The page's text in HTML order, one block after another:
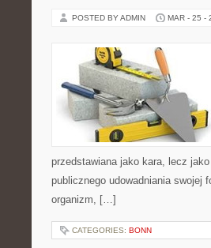
POSTED BY ADMIN MAR - 25 -
przedstawiana jako kara, lecz
publicznego udowadniania swojej
organizm, […]
CATEGORIES: BONN